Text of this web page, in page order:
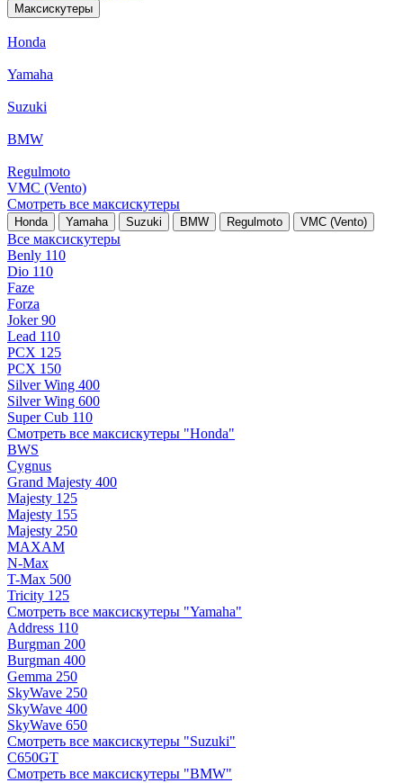
Максискутеры
Honda
Yamaha
Suzuki
BMW
Regulmoto
VMC (Vento)
Смотреть все максискутеры
Honda Yamaha Suzuki BMW Regulmoto VMC (Vento)
Все максискутеры
Benly 110
Dio 110
Faze
Forza
Joker 90
Lead 110
PCX 125
PCX 150
Silver Wing 400
Silver Wing 600
Super Cub 110
Смотреть все максискутеры "Honda"
BWS
Cygnus
Grand Majesty 400
Majesty 125
Majesty 155
Majesty 250
MAXAM
N-Max
T-Max 500
Tricity 125
Смотреть все максискутеры "Yamaha"
Address 110
Burgman 200
Burgman 400
Gemma 250
SkyWave 250
SkyWave 400
SkyWave 650
Смотреть все максискутеры "Suzuki"
C650GT
Смотреть все максискутеры "BMW"